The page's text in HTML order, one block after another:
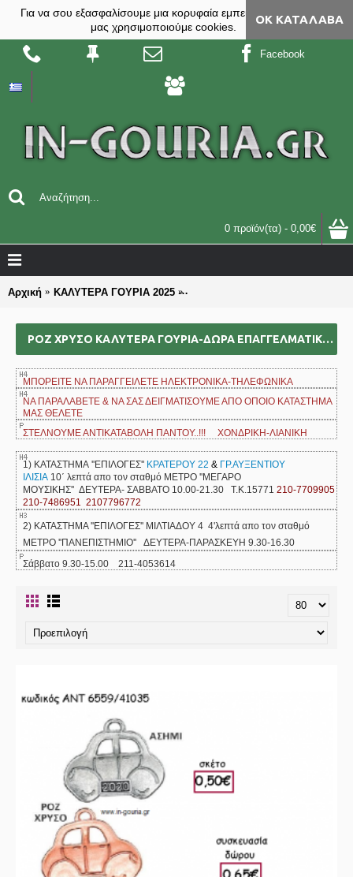
Για να σου εξασφαλίσουμε μια κορυφαία εμπειρία, στο site
μας χρησιμοποιούμε cookies.
ΟΚ ΚΑΤΆΛΑΒΑ
Facebook
0 προϊόν(τα) - 0,00€
Αρχική ΚΑΛΥΤΕΡΑ ΓΟΥΡΙΑ 2025 ΡΟΖ ΧΡΥΣΟ καλύτερα γούρια-
ΡΟΖ ΧΡΥΣΟ ΚΑΛΎΤΕΡΑ ΓΟΎΡΙΑ-ΔΏΡΑ ΕΠΑΓΓΕΛΜΑΤΙΚΆ ΟΜΑΔΙΚΆ ΕΠΙΧΕΙΡΗΜΑΤΙΚΆ ΓΙΑ BAZZAR ΣΧΟΛΕΊΑ ΣΥΛΛΌΓΟΥΣ 2025
ΜΠΟΡΕΙΤΕ ΝΑ ΠΑΡΑΓΓΕΙΛΕΤΕ ΗΛΕΚΤΡΟΝΙΚΑ-ΤΗΛΕΦΩΝΙΚΑ
ΝΑ ΠΑΡΑΛΑΒΕΤΕ & ΝΑ ΣΑΣ ΔΕΙΓΜΑΤΙΣΟΥΜΕ ΑΠΟ ΟΠΟΙΟ ΚΑΤΑΣΤΗΜΑ
ΜΑΣ ΘΕΛΕΤΕ
ΣΤΕΛΝΟΥΜΕ ΑΝΤΙΚΑΤΑΒΟΛΗ ΠΑΝΤΟΥ..!!! ΧΟΝΔΡΙΚΗ-ΛΙΑΝΙΚΗ
1) ΚΑΤΑΣΤΗΜΑ ''ΕΠΙΛΟΓΕΣ'' ΚΡΑΤΕΡΟΥ 22 & ΓΡ.ΑΥΞΕΝΤΙΟΥ
ΙΛΙΣΙΑ 10΄ λεπτά απο τον σταθμό ΜΕΤΡΟ ''ΜΕΓΑΡΟ
ΜΟΥΣΙΚΗΣ'' ΔΕΥΤΕΡΑ- ΣΑΒΒΑΤΟ 10.00-21.30 Τ.Κ.15771 210-7709905
210-7486951 2107796772
2) ΚΑΤΑΣΤΗΜΑ ''ΕΠΙΛΟΓΕΣ'' ΜΙΛΤΙΑΔΟΥ 4 4'λεπτά απο τον σταθμό
ΜΕΤΡΟ ''ΠΑΝΕΠΙΣΤΗΜΙΟ'' ΔΕΥΤΕΡΑ-ΠΑΡΑΣΚΕΥΗ 9.30-16.30
Σάββατο 9.30-15.00 211-4053614